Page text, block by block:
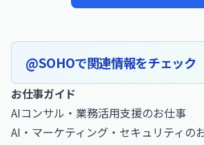
@SOHOで関連情報をチェック
お仕事ガイド
AIコンサル・業務活用支援のお仕事
AI・マーケティング・セキュリティの